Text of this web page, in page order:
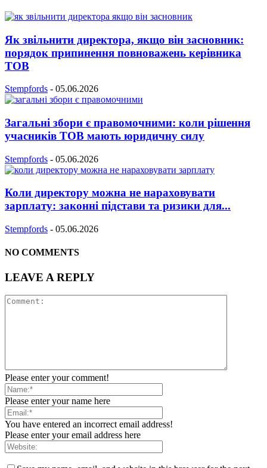
Як звільнити директора, якщо він засновник:
порядок припинення повноважень керівника
ТОВ
Stempfords - 05.06.2026
Загальні збори є правомочними: коли рішення
учасників ТОВ мають юридичну силу
Stempfords - 05.06.2026
Коли директору можна не нараховувати
зарплату: законні підстави та ризики для...
Stempfords - 05.06.2026
NO COMMENTS
LEAVE A REPLY
Please enter your comment!
Please enter your name here
You have entered an incorrect email address!
Please enter your email address here